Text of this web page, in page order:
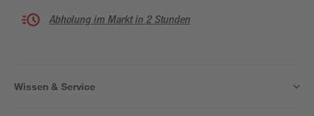
Abholung im Markt in 2 Stunden
Wissen & Service